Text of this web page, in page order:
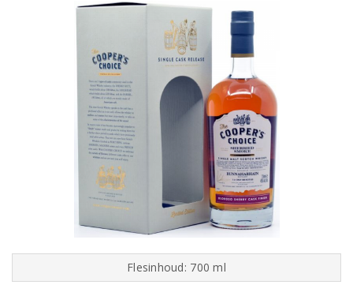
Flesinhoud: 700 ml